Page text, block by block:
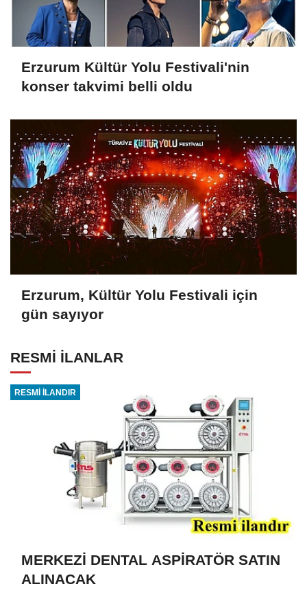
Erzurum Kültür Yolu Festivali'nin
konser takvimi belli oldu
Erzurum, Kültür Yolu Festivali için
gün sayıyor
RESMİ İLANLAR
RESMİ İLANDIR
MERKEZİ DENTAL ASPİRATÖR SATIN
ALINACAK